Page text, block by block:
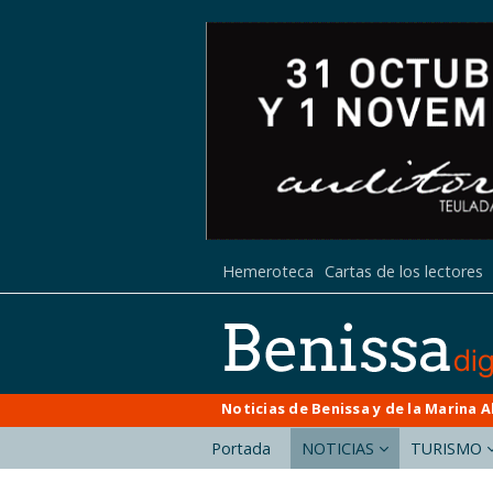
Hemeroteca Cartas de los lectores
Noticias de Benissa y de la Marina
Portada NOTICIAS TURISMO